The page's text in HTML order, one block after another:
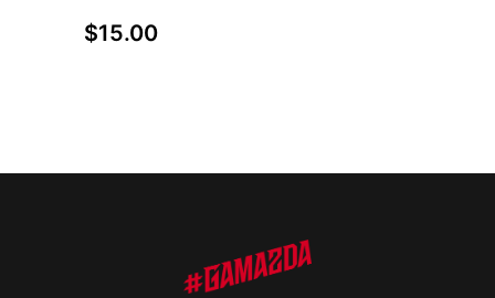
$15.00